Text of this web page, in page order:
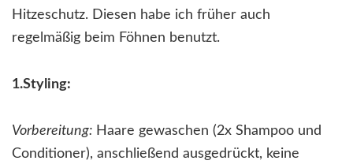
Hitzeschutz. Diesen habe ich früher auch
regelmäßig beim Föhnen benutzt.
1.Styling:
Vorbereitung: Haare gewaschen (2x Shampoo und
Conditioner), anschließend ausgedrückt, keine